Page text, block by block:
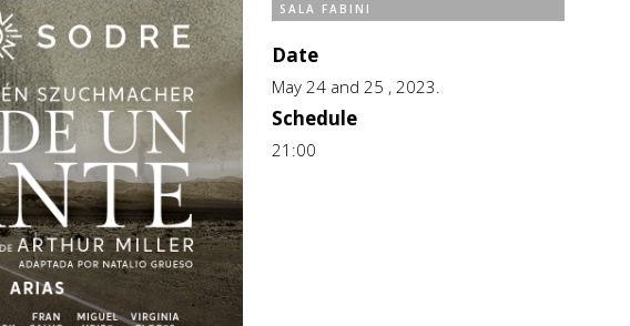
SALA FABINI
Date
May 24 and 25 , 2023.
Schedule
21:00